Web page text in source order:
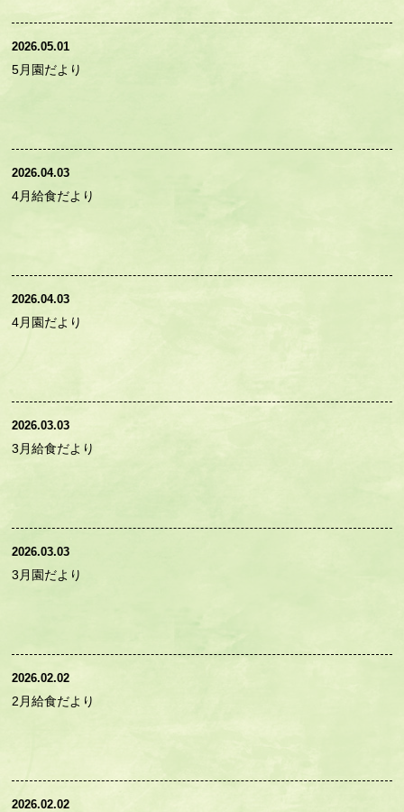
2026.05.01
5月園だより
2026.04.03
4月給食だより
2026.04.03
4月園だより
2026.03.03
3月給食だより
2026.03.03
3月園だより
2026.02.02
2月給食だより
2026.02.02